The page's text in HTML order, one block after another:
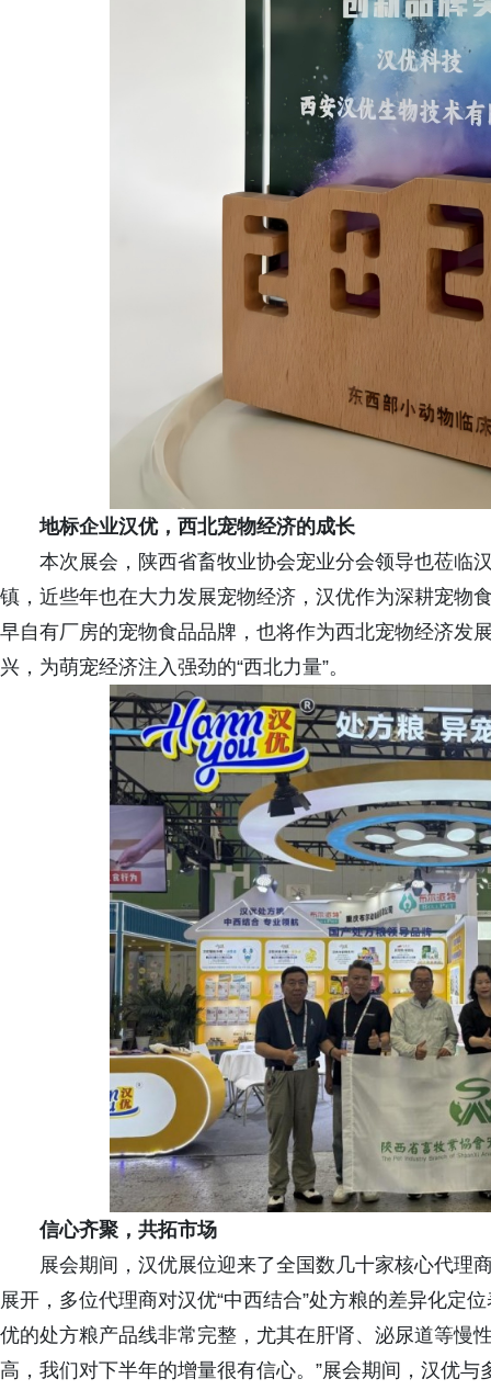
地标企业汉优，西北宠物经济的成长
本次展会，陕西省畜牧业协会宠业分会领导也莅临
镇，近些年也在大力发展宠物经济，汉优作为深耕宠物
早自有厂房的宠物食品品牌，也将作为西北宠物经济发
兴，为萌宠经济注入强劲的“西北力量”。
信心齐聚，共拓市场
展会期间，汉优展位迎来了全国数几十家核心代理
展开，多位代理商对汉优“中西结合”处方粮的差异化定
优的处方粮产品线非常完整，尤其在肝肾、泌尿道等慢
高，我们对下半年的增量很有信心。”展会期间，汉优